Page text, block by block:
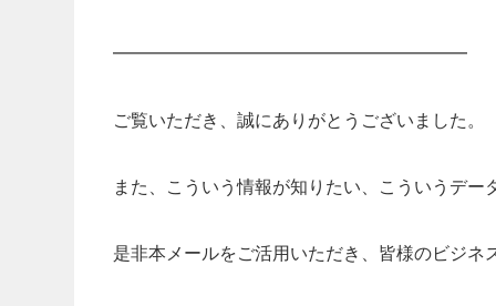
━━━━━━━━━━━━━━━━━━━━
ご覧いただき、誠にありがとうございました。
また、こういう情報が知りたい、こういうデー
是非本メールをご活用いただき、皆様のビジネ